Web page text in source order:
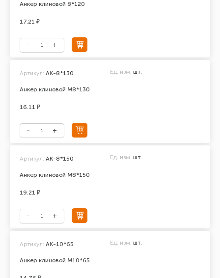
Анкер клиновой 8*120
17.21 ₽
Анкер клиновой М8*130
Артикул: АК-8*130 Ед. изм. шт.
16.11 ₽
Анкер клиновой М8*150
Артикул: АК-8*150 Ед. изм. шт.
19.21 ₽
Анкер клиновой М10*65
Артикул: АК-10*65 Ед. изм. шт.